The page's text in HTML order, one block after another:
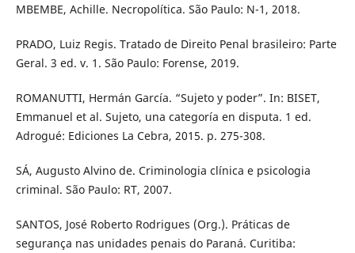
MBEMBE, Achille. Necropolítica. São Paulo: N-1, 2018.
PRADO, Luiz Regis. Tratado de Direito Penal brasileiro: Parte
Geral. 3 ed. v. 1. São Paulo: Forense, 2019.
ROMANUTTI, Hermán García. “Sujeto y poder”. In: BISET,
Emmanuel et al. Sujeto, una categoría en disputa. 1 ed.
Adrogué: Ediciones La Cebra, 2015. p. 275-308.
SÁ, Augusto Alvino de. Criminologia clínica e psicologia
criminal. São Paulo: RT, 2007.
SANTOS, José Roberto Rodrigues (Org.). Práticas de
segurança nas unidades penais do Paraná. Curitiba: